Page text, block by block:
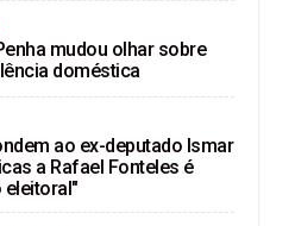
mudou olhar sobre
doméstica
ao ex-deputado Ismar
a Rafael Fonteles é
eleitoral"